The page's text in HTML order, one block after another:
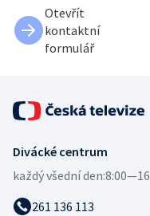
Otevřít
kontaktní
formulář
Divácké centrum
každý všední den:
261 136 113